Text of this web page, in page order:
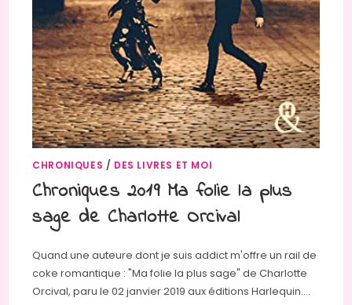
CHRONIQUES / DES LIVRES ET MOI
Chroniques 2019 Ma folie la plus
sage de Charlotte Orcival
Quand une auteure dont je suis addict m'offre un rail de
coke romantique : "Ma folie la plus sage" de Charlotte
Orcival, paru le 02 janvier 2019 aux éditions Harlequin.…